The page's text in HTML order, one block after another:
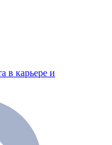
в карьере и